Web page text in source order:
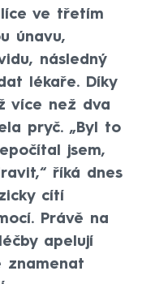
ve třetím
únavu,
následný
lékaře. Díky
více než dva
pryč. „Byl to
jsem,
říká dnes
cítí
Právě na
apelují
znamenat